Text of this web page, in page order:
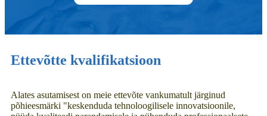
Ettevõtte kvalifikatsioon
Alates asutamisest on meie ettevõte vankumatult järginud
põhieesmärki "keskenduda tehnoloogilisele innovatsioonile,